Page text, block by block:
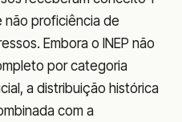
não proficiência de
Embora o INEP não
por categoria
a distribuição histórica
com a